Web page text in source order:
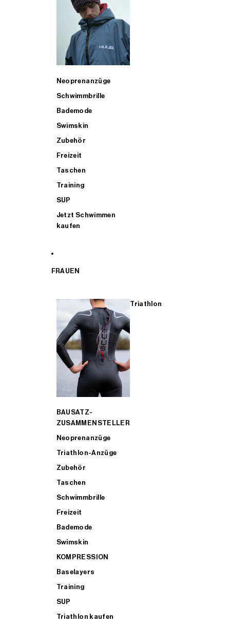
Neoprenanzüge
Schwimmbrille
Bademode
Swimskin
Zubehör
Freizeit
Taschen
Training
SUP
Jetzt Schwimmen
kaufen
FRAUEN
Triathlon
BAUSATZ-
ZUSAMMENSTELLER
Neoprenanzüge
Triathlon-Anzüge
Zubehör
Taschen
Schwimmbrille
Freizeit
Bademode
Swimskin
KOMPRESSION
Baselayers
Training
SUP
Triathlon kaufen